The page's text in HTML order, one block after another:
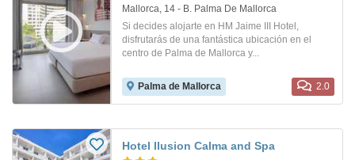
Mallorca, 14 - B. Palma De Mallorca
Si decides alojarte en HM Jaime III Hotel,
disfrutarás de una fantástica ubicación en el
centro de Palma de Mallorca y...
Palma de Mallorca 2.0
Hotel Ilusion Calma and Spa